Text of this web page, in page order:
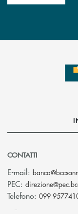
CONTATTI
E-mail:
PEC:
Telefono: 099